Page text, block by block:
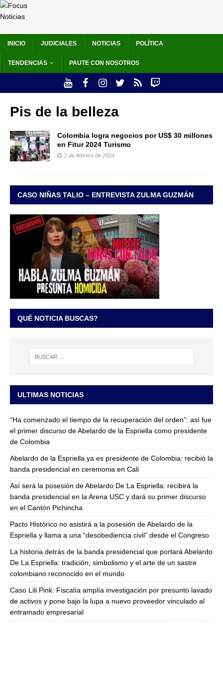
INICIO JUDICIALES NOTICIAS POLÍTICA
TENDENCIAS PAUTE CON NOSOTROS
Pis de la belleza
Colombia logra negocios por US$ 30 millones
en Fitur 2024 Turismo
2 de febrero de 2024
CASO NIÑAS TALIO – ENTREVISTA ZULMA GUZMÁN
QUÉ NOTICIA BUSCAS?
ULTIMAS NOTICIAS
“Ha comenzado el tiempo de la recuperación del orden”: así fue
el primer discurso de Abelardo de la Espriella como presidente
de Colombia
Abelardo de la Espriella ya es presidente de Colombia: recibió la
banda presidencial en ceremonia en Cali
Así será la posesión de Abelardo De La Espriella: recibirá la
banda presidencial en la Arena USC y dará su primer discurso
en el Cantón Pichincha
Pacto Histórico no asistirá a la posesión de Abelardo de la
Espriella y llama a una “desobediencia civil” desde el Congreso
La historia detrás de la banda presidencial que portará Abelardo
De La Espriella: tradición, simbolismo y el arte de un sastre
colombiano reconocido en el mundo
Caso Lili Pink: Fiscalía amplía investigación por presunto lavado
de activos y pone bajo la lupa a nuevo proveedor vinculado al
entramado empresarial